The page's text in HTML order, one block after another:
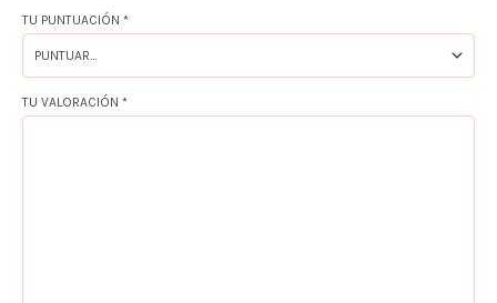
TU PUNTUACIÓN *
TU VALORACIÓN *